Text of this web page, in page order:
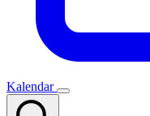
Kalendar